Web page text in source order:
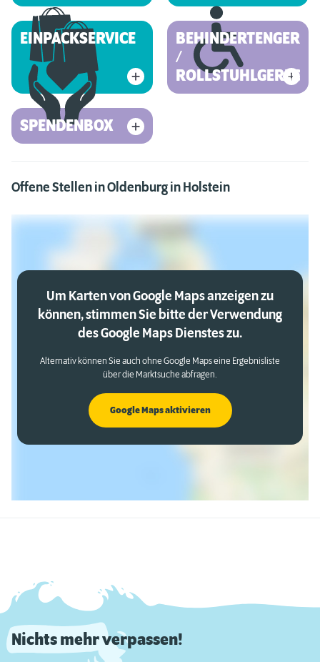
EINPACKSERVICE
/
ROLLSTUHLGERECHT
SPENDENBOX
Offene Stellen in Oldenburg in Holstein
Um Karten von Google Maps anzeigen zu
können, stimmen Sie bitte der Verwendung
des Google Maps Dienstes zu.
Alternativ können Sie auch ohne Google Maps eine Ergebnisliste
über die Marktsuche abfragen.
Google Maps aktivieren
Nichts mehr verpassen!